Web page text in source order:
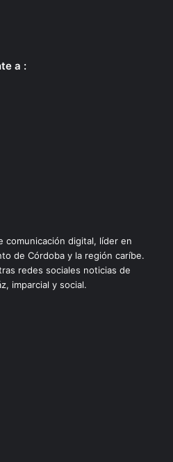
a :
comunicación digital, líder en
de Córdoba y la región caríbe.
redes sociales noticias de
imparcial y social.